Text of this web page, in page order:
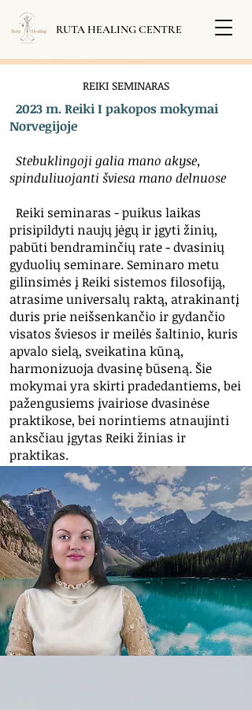
RUTA HEALING CENTRE
REIKI SEMINARAS
2023 m.Reiki I pakopos mokymai
Norvegijoje
Stebuklingoji galia mano akyse,
spinduliuojanti šviesa mano delnuose
Reiki seminaras - puikus laikas
prisipildyti naujų jėgų ir įgyti žinių,
pabūti bendraminčių rate - dvasinių
gyduolių seminare. Seminaro metu
gilinsimės į Reiki sistemos filosofiją,
atrasime universalų raktą, atrakinantį
duris prie neišsenkančio ir gydančio
visatos šviesos ir meilės šaltinio, kuris
apvalo sielą, sveikatina kūną,
harmonizuoja dvasinę būseną. Šie
mokymai yra skirti pradedantiems, bei
pažengusiems įvairiose dvasinėse
praktikose, bei norintiems atnaujinti
anksčiau įgytas Reiki žinias ir
praktikas.